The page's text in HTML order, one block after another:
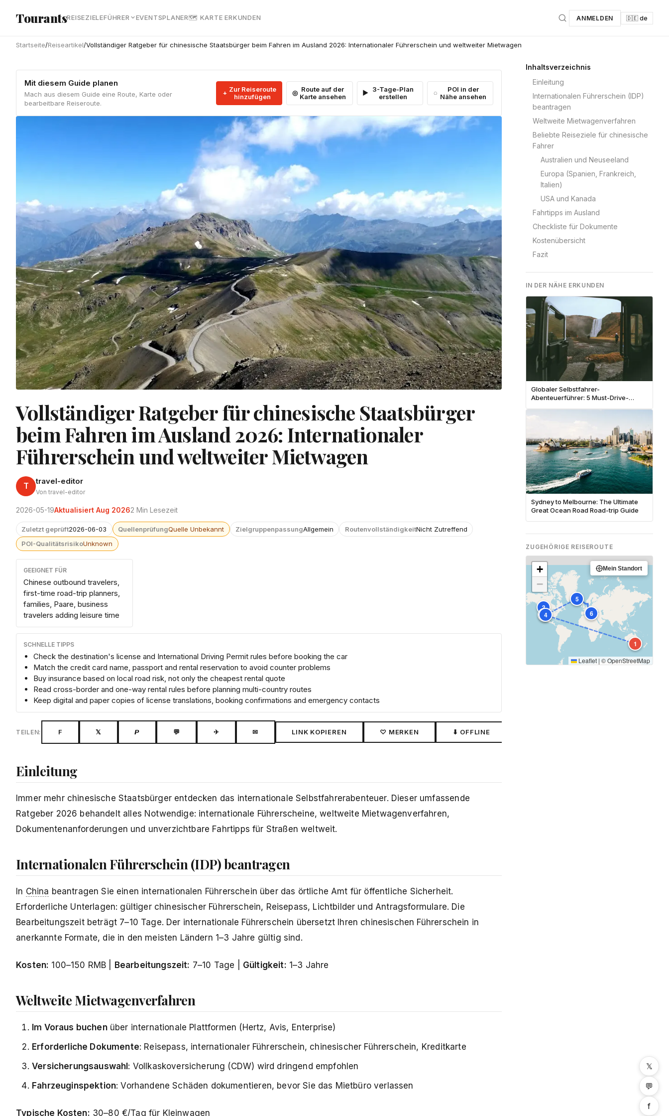
TourantsREISEZIELEFÜHRER EVENTSPLANER🗺 KARTE ERKUNDEN ANMELDEN 🇩🇪 de
Startseite/Reiseartikel/Vollständiger Ratgeber für chinesische Staatsbürger beim Fahren im Ausland 2026: Internationaler Führerschein und weltweiter Mietwagen
Mit diesem Guide planen
Mach aus diesem Guide eine Route, Karte oder
bearbeitbare Reiseroute.
Zur Reiseroute
hinzufügen
Route auf der
Karte ansehen
3-Tage-Plan
erstellen
POI in der
Nähe ansehen
Vollständiger Ratgeber für chinesische Staatsbürger
beim Fahren im Ausland 2026: Internationaler
Führerschein und weltweiter Mietwagen
T travel-editor
Von travel-editor
2026-05-19Aktualisiert Aug 20262 Min Lesezeit
Zuletzt geprüft2026-06-03 QuellenprüfungQuelle Unbekannt ZielgruppenpassungAllgemein RoutenvollständigkeitNicht Zutreffend
POI-QualitätsrisikoUnknown
GEEIGNET FÜR
Chinese outbound travelers,
first-time road-trip planners,
families, Paare, business
travelers adding leisure time
SCHNELLE TIPPS
Check the destination's license and International Driving Permit rules before booking the car
Match the credit card name, passport and rental reservation to avoid counter problems
Buy insurance based on local road risk, not only the cheapest rental quote
Read cross-border and one-way rental rules before planning multi-country routes
Keep digital and paper copies of license translations, booking confirmations and emergency contacts
TEILEN: F 𝕏 𝙋 💬 ✈ ✉ LINK KOPIEREN ♡ MERKEN ⬇ OFFLINE
Einleitung
Immer mehr chinesische Staatsbürger entdecken das internationale Selbstfahrerabenteuer. Dieser umfassende
Ratgeber 2026 behandelt alles Notwendige: internationale Führerscheine, weltweite Mietwagenverfahren,
Dokumentenanforderungen und unverzichtbare Fahrtipps für Straßen weltweit.
Internationalen Führerschein (IDP) beantragen
In China beantragen Sie einen internationalen Führerschein über das örtliche Amt für öffentliche Sicherheit.
Erforderliche Unterlagen: gültiger chinesischer Führerschein, Reisepass, Lichtbilder und Antragsformulare. Die
Bearbeitungszeit beträgt 7–10 Tage. Der internationale Führerschein übersetzt Ihren chinesischen Führerschein in
anerkannte Formate, die in den meisten Ländern 1–3 Jahre gültig sind.
Kosten: 100–150 RMB | Bearbeitungszeit: 7–10 Tage | Gültigkeit: 1–3 Jahre
Weltweite Mietwagenverfahren
Im Voraus buchenüber internationale Plattformen (Hertz, Avis, Enterprise)
Erforderliche Dokumente: Reisepass, internationaler Führerschein, chinesischer Führerschein, Kreditkarte
Versicherungsauswahl: Vollkaskoversicherung (CDW) wird dringend empfohlen
Fahrzeuginspektion: Vorhandene Schäden dokumentieren, bevor Sie das Mietbüro verlassen
Typische Kosten: 30–80 €/Tag für Kleinwagen
Inhaltsverzeichnis
Einleitung
Internationalen Führerschein (IDP)
beantragen
Weltweite Mietwagenverfahren
Beliebte Reiseziele für chinesische
Fahrer
Australien und Neuseeland
Europa (Spanien, Frankreich,
Italien)
USA und Kanada
Fahrtipps im Ausland
Checkliste für Dokumente
Kostenübersicht
Fazit
IN DER NÄHE ERKUNDEN
Globaler Selbstfahrer-
Abenteuerführer: 5 Must-Drive-
Pläne 2026
Sydney to Melbourne: The Ultimate
Great Ocean Road Road-trip Guide
ZUGEHÖRIGE REISEROUTE
1
2
3
4
5
6
+
−
Mein Standort
Leaflet | ©OpenStreetMap
𝕏
💬
f